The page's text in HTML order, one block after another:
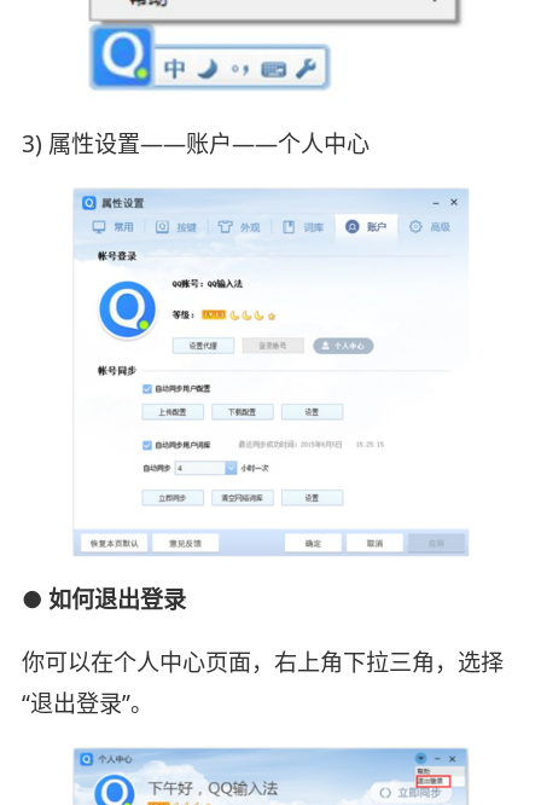
3) 属性设置——账户——个人中心
● 如何退出登录
你可以在个人中心页面，右上角下拉三角，选择
“退出登录”。